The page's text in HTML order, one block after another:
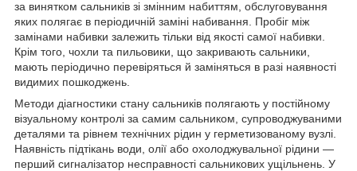
за винятком сальників зі змінним набиттям, обслуговування
яких полягає в періодичній заміні набивання. Пробіг між
замінами набивки залежить тільки від якості самої набивки.
Крім того, чохли та пильовики, що закривають сальники,
мають періодично перевіряться й заміняться в разі наявності
видимих пошкоджень.
Методи діагностики стану сальників полягають у постійному
візуальному контролі за самим сальником, супроводжуваними
деталями та рівнем технічних рідин у герметизованому вузлі.
Наявність підтікань води, олії або охолоджувальної рідини —
перший сигналізатор несправності сальникових ущільнень. У